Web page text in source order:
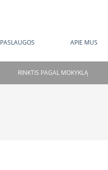
PASLAUGOS APIE MUS
RINKTIS PAGAL MOKYKLĄ